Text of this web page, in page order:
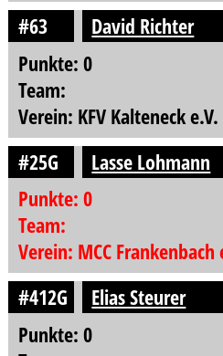
#63
David Richter
Punkte: 0
Team:
Verein: KFV Kalteneck
#25G
Lasse Lohmann
Punkte: 0
Team:
Verein: MCC Frankenbach
#412G
Elias Steurer
Punkte: 0